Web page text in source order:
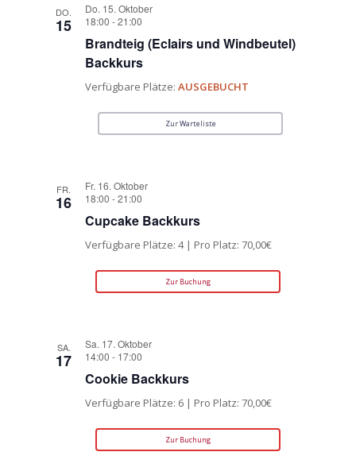
DO.
15
Do. 15. Oktober
18:00 -21:00
Brandteig (Eclairs und Windbeutel)
Backkurs
Verfügbare Plätze:AUSGEBUCHT
Zur Warteliste
FR.
16
Fr. 16. Oktober
18:00 -21:00
Cupcake Backkurs
Verfügbare Plätze: 4 | Pro Platz: 70,00€
Zur Buchung
SA.
17
Sa. 17. Oktober
14:00 - 17:00
Cookie Backkurs
Verfügbare Plätze: 6 | Pro Platz: 70,00€
Zur Buchung